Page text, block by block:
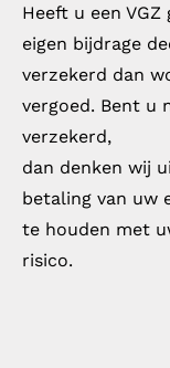
Heeft u een
eigen bijdrage
verzekerd dan
vergoed. Bent u
verzekerd,
dan denken wij
betaling van uw
te houden met
risico.